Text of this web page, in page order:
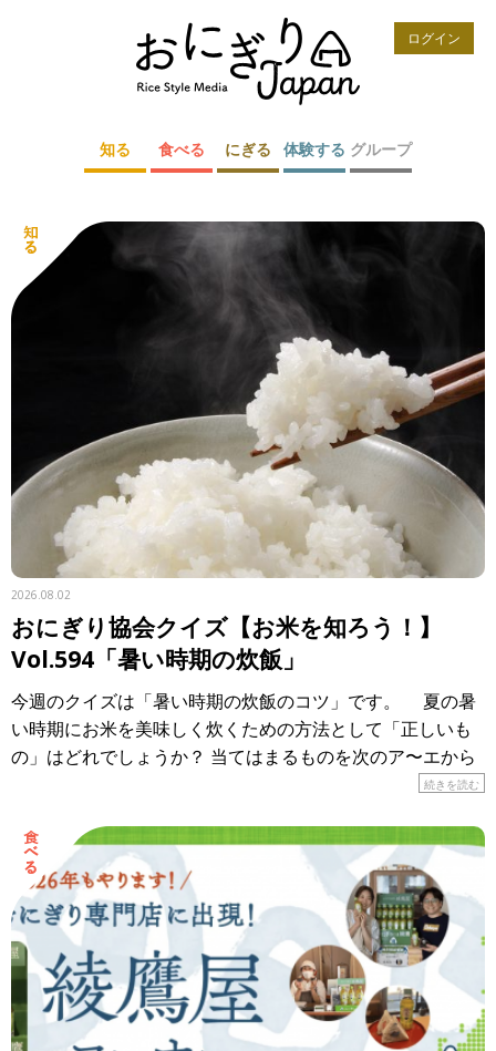
ログイン
知る 食べる にぎる 体験する グループ
2026.08.02
おにぎり協会クイズ【お米を知ろう！】
Vol.594「暑い時期の炊飯」
今週のクイズは「暑い時期の炊飯のコツ」です。 夏の暑
い時期にお米を美味しく炊くための方法として「正しいも
の」はどれでしょうか？ 当てはまるものを次のア〜エから
続きを読む